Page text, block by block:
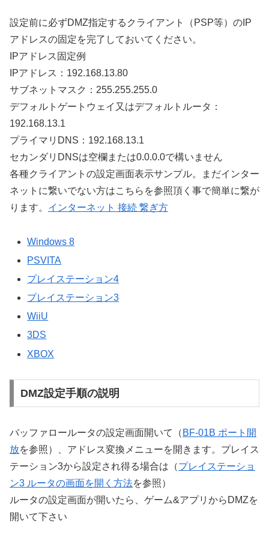
設定前に必ずDMZ指定するクライアント（PSP等）のIP
アドレスの固定を完了しておいてください。
IPアドレス固定例
IPアドレス：192.168.13.80
サブネットマスク：255.255.255.0
デフォルトゲートウェイ又はデフォルトルータ：
192.168.13.1
プライマリDNS：192.168.13.1
セカンダリDNSは空欄または0.0.0.0で構いません
各種クライアントの設定画面表示サンプル。まだインター
ネットに繋いでない方はこちらを参照頂く事で簡単に繋が
ります。 インターネット 接続 繋ぎ方
Windows 8
PSVITA
プレイステーション4
プレイステーション3
WiiU
3DS
XBOX
DMZ設定手順の説明
バッファロールータの設定画面開いて（ BF-01B ポート開
放を参照）、アドレス変換メニューを開きます。プレイス
テーション3から設定され得る場合は（プレイステーショ
ン3 ルータの画面を開く方法を参照）
ルータの設定画面が開いたら、ゲーム&アプリからDMZを
開いて下さい